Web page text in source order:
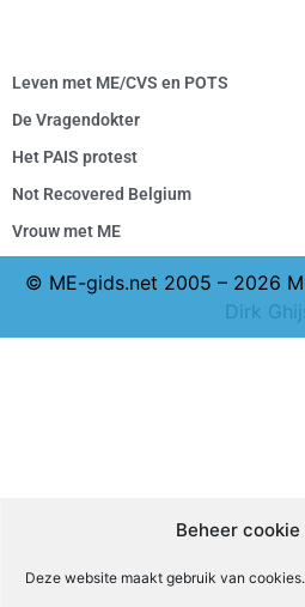
Beheer
Deze website maakt gebruik van cookies.
Leven met ME/CVS en POTS
De Vragendokter
Het PAIS protest
Not Recovered Belgium
Vrouw met ME
© ME-gids.net 2005 – 2026
Dirk